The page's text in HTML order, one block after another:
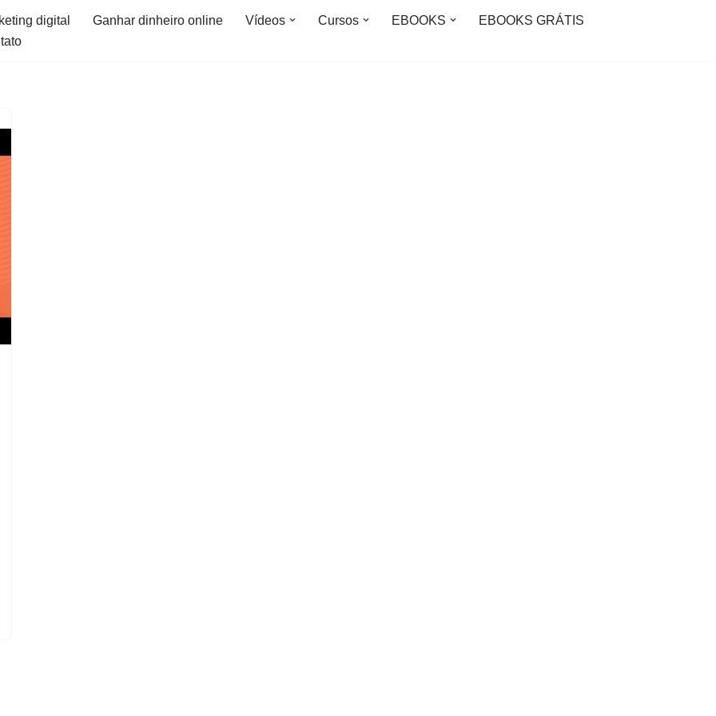
digital Ganhar dinheiro online Vídeos Cursos EBOOKS
EBOOKS GRÁTIS